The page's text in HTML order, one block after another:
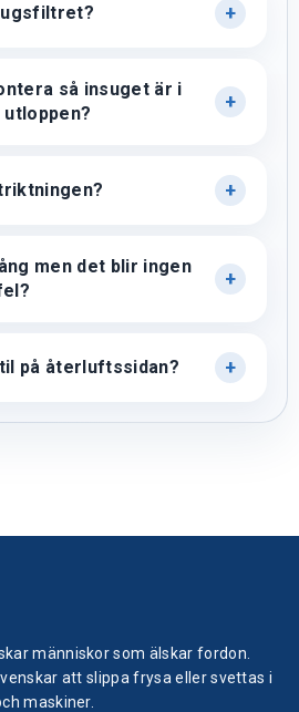
så insuget är i
utloppen?
men det blir ingen
på återluftssidan?
människor som älskar fordon.
att slippa frysa eller svettas i
maskiner.